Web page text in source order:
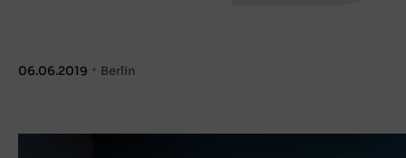
06.06.2019 Berlin